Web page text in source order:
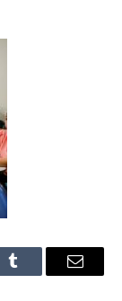
Tumblr
E-